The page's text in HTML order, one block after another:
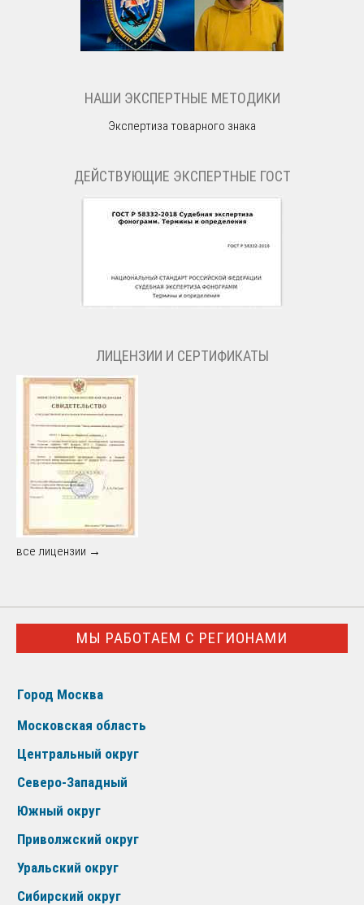
НАШИ ЭКСПЕРТНЫЕ МЕТОДИКИ
Экспертиза товарного знака
ДЕЙСТВУЮЩИЕ ЭКСПЕРТНЫЕ ГОСТ
ЛИЦЕНЗИИ И СЕРТИФИКАТЫ
все лицензии →
МЫ РАБОТАЕМ С РЕГИОНАМИ
Город Москва
Московская область
Центральный округ
Северо-Западный
Южный округ
Приволжский округ
Уральский округ
Сибирский округ